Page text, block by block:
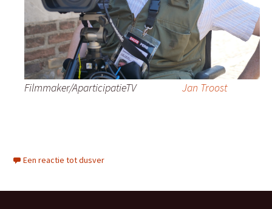
Filmmaker/AparticipatieTV Jan Troost
Een reactie tot dusver